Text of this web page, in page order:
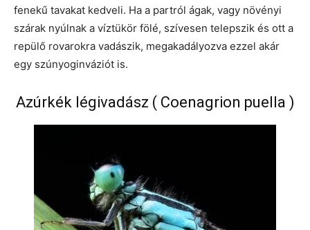
fenekű tavakat kedveli. Ha a partról ágak, vagy növényi
szárak nyúlnak a víztükör fölé, szívesen telepszik és ott a
repülő rovarokra vadászik, megakadályozva ezzel akár
egy szúnyoginváziót is.
Azúrkék légivadász ( Coenagrion puella )